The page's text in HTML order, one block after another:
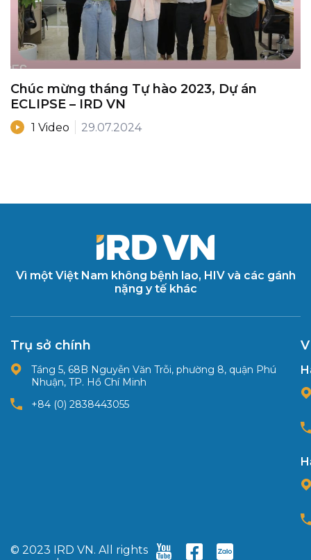
Chúc mừng tháng Tự hào 2023, Dự án
ECLIPSE – IRD VN
1 Video 29.07.2024
Vì một Việt Nam không bệnh lao, HIV và các gánh
nặng y tế khác
Trụ sở chính
Tầng 5, 68B Nguyễn Văn Trỗi, phường 8, quận Phú
Nhuận, TP. Hồ Chí Minh
+84 (0) 2838443055
© 2023 IRD VN. All rights